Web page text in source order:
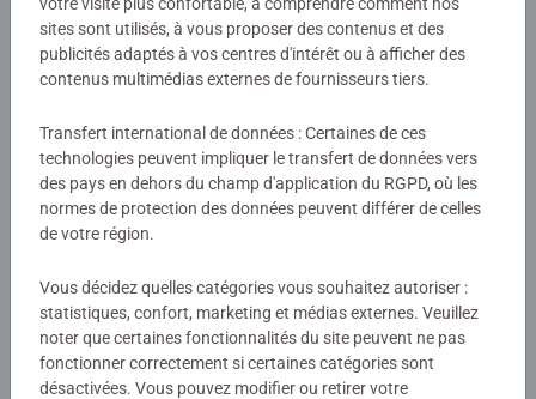
Ravensburger crée des puzzles de qualité, sûrs et
durables, pour accompagner le développement des petits.
Produits similaires
Aucune évaluation n'a encore été
soumise
0/0
Rédiger une évaluation
sites sont utilisés, à vous proposer des contenus et des
publicités adaptés à vos centres d'intérêt ou à afficher des
contenus multimédias externes de fournisseurs tiers.
Transfert international de données : Certaines de ces
technologies peuvent impliquer le transfert de données vers
des pays en dehors du champ d'application du RGPD, où les
normes de protection des données peuvent différer de celles
de votre région.
Vous décidez quelles catégories vous souhaitez autoriser :
statistiques, confort, marketing et médias externes. Veuillez
noter que certaines fonctionnalités du site peuvent ne pas
fonctionner correctement si certaines catégories sont
désactivées. Vous pouvez modifier ou retirer votre